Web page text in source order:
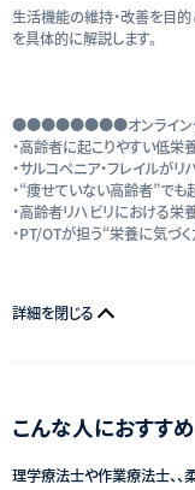
生活機能の維持・改善を目
を具体的に解説します。
●●●●●●●●オンライン
・高齢者に起こりやすい低栄
・サルコペニア・フレイルが
・“痩せていない高齢者”で
・高齢者リハビリにおける栄
・PT/OTが担う“栄養に気づ
詳細を閉じる
こんな人におすすめ
理学療法士や作業療法士、